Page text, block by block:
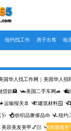
纽约找工作 房子出售 租
华人找工作网｜美国华人招
贷款🏦 🚗美国二手车网🚙 🛍️
✈️运输报关🚢 🏗️建筑材料🪟
🩺 💍纺织品奢侈品👜 🛴纽约
美容美发美甲💅🏻 ⚒️房屋服务